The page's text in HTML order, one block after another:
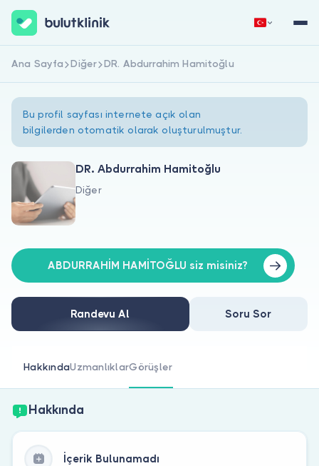
Hakkımızda
Doktorlar için
Doktor musunuz?
Hemen Kaydol Giriş Yap
Ana Sayfa Diğer DR. Abdurrahim Hamitoğlu
Bu profil sayfası internete açık olan
bilgilerden otomatik olarak oluşturulmuştur.
DR. Abdurrahim Hamitoğlu
Diğer
ABDURRAHİM HAMİTOĞLU siz misiniz?
Randevu Al Soru Sor
HakkındaUzmanlıklarGörüşler
Hakkında
İçerik Bulunamadı